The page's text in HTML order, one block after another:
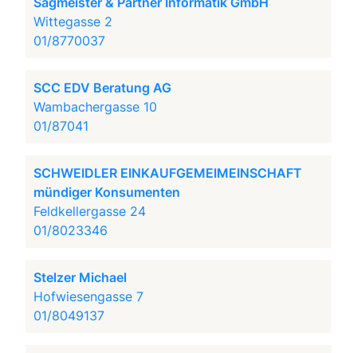
Wittegasse 2
01/8770037
SCC EDV Beratung AG
Wambachergasse 10
01/87041
SCHWEIDLER EINKAUFGEMEIMEINSCHAFT
mündiger Konsumenten
Feldkellergasse 24
01/8023346
Stelzer Michael
Hofwiesengasse 7
01/8049137